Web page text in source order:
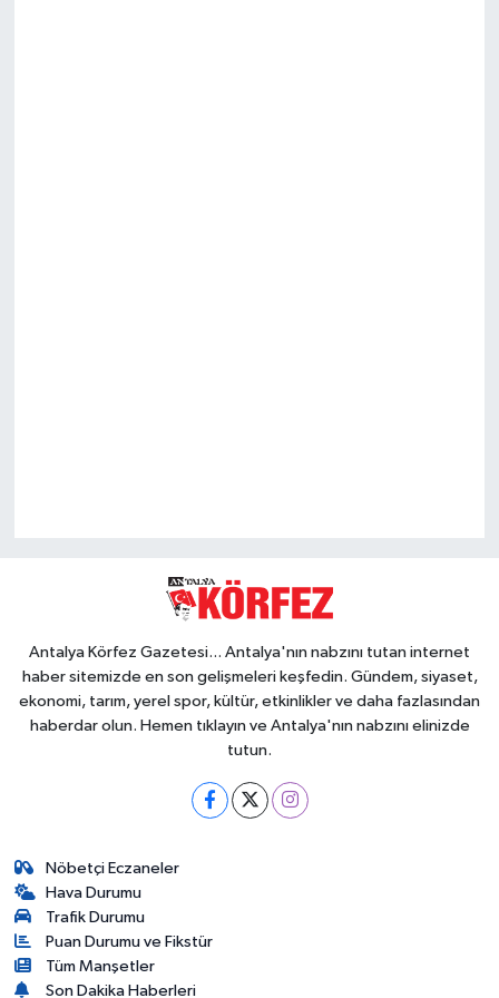
Antalya Körfez Gazetesi... Antalya'nın nabzını tutan internet
haber sitemizde en son gelişmeleri keşfedin. Gündem, siyaset,
ekonomi, tarım, yerel spor, kültür, etkinlikler ve daha fazlasından
haberdar olun. Hemen tıklayın ve Antalya'nın nabzını elinizde
tutun.
Nöbetçi Eczaneler
Hava Durumu
Trafik Durumu
Puan Durumu ve Fikstür
Tüm Manşetler
Son Dakika Haberleri